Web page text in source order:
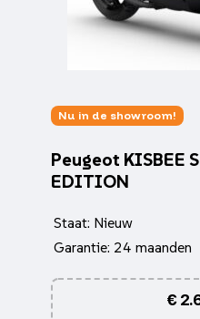
Nu in de showroom!
Peugeot KISBEE
EDITION
Staat: Nieuw
Garantie: 24 maanden
€